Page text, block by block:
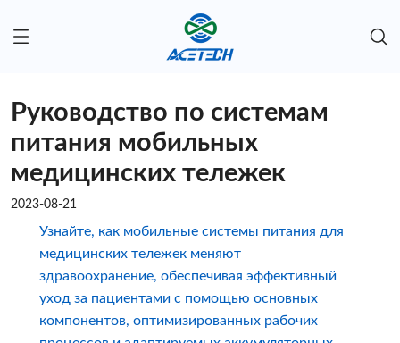
Руководство по системам
питания мобильных
медицинских тележек
2023-08-21
Узнайте, как мобильные системы питания для
медицинских тележек меняют
здравоохранение, обеспечивая эффективный
уход за пациентами с помощью основных
компонентов, оптимизированных рабочих